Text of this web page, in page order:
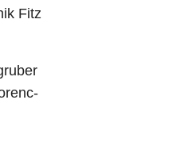
Fitz